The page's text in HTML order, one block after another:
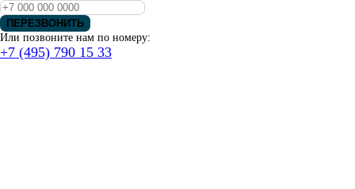
ПЕРЕЗВОНИТЬ
Или позвоните нам по номеру:
+7 (495) 790 15 33